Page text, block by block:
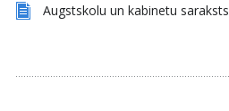
Augstskolu un kabinetu saraksts